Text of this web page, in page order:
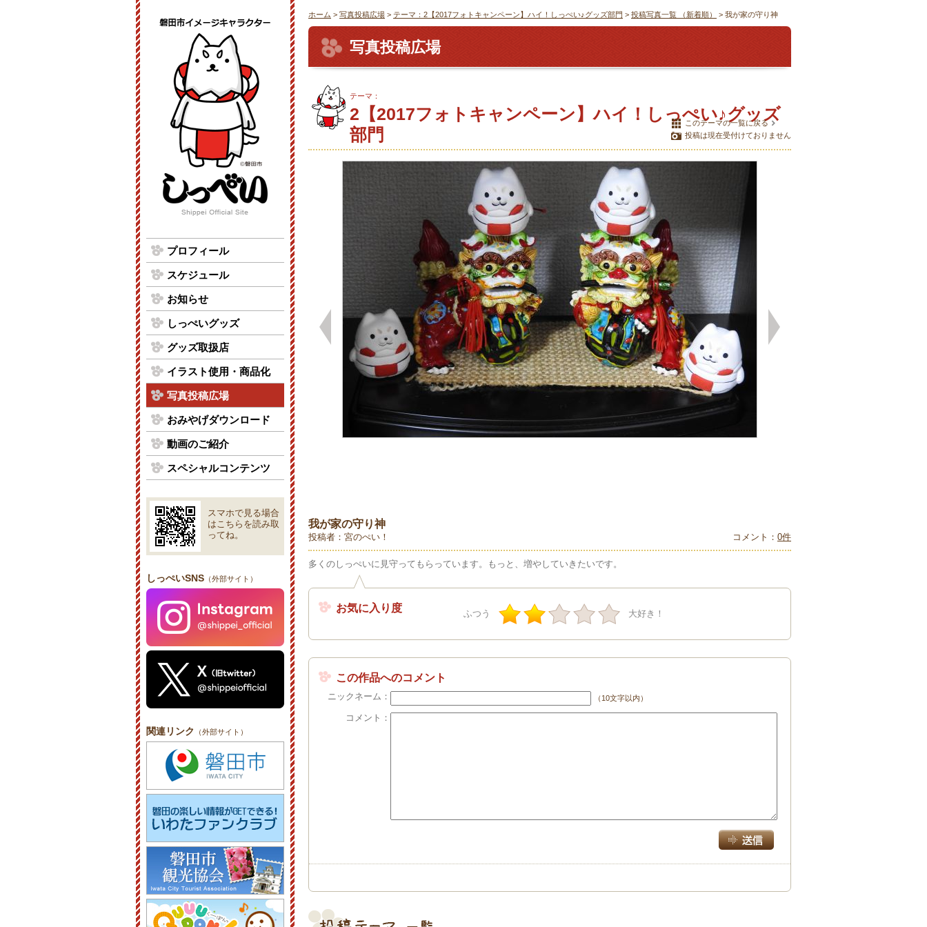
ホーム > 写真投稿広場 > テーマ：2【2017フォトキャンペーン】ハイ！しっぺい♪グッズ部門 > 投稿写真一覧 （新着順） > 我が家の守り神
写真投稿広場
テーマ：
2【2017フォトキャンペーン】ハイ！しっぺい♪グッズ
部門
このテーマの一覧に戻る
投稿は現在受付けておりません
我が家の守り神
投稿者：宮のぺい！ コメント： 0件
多くのしっぺいに見守ってもらっています。もっと、増やしていきたいです。
お気に入り度 ふつう 大好き！
この作品へのコメント
ニックネーム： （10文字以内）
コメント：
プロフィール
スケジュール
お知らせ
しっぺいグッズ
グッズ取扱店
イラスト使用・商品化
写真投稿広場
おみやげダウンロード
動画のご紹介
スペシャルコンテンツ
スマホで見る場合
はこちらを読み取
ってね。
しっぺいSNS （外部サイト）
関連リンク （外部サイト）